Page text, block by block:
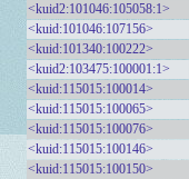
<kuid2:101046:105058:1>
<kuid:101046:107156>
<kuid:101340:100222>
<kuid2:103475:100001:1>
<kuid:115015:100014>
<kuid:115015:100065>
<kuid:115015:100076>
<kuid:115015:100146>
<kuid:115015:100150>